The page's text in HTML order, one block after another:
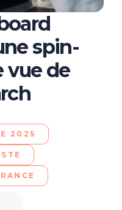
spin-
vue de
2025